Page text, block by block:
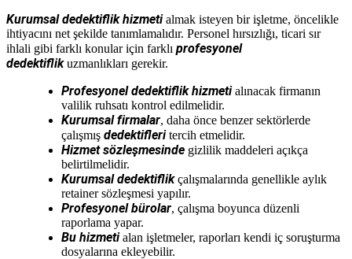
Kurumsal dedektiflik hizmetialmak isteyen bir işletme, öncelikle
ihtiyacını net şekilde tanımlamalıdır. Personel hırsızlığı, ticari sır
ihlali gibi farklı konular için farklı profesyonel
dedektiflikuzmanlıkları gerekir.
Profesyonel dedektiflik hizmetialınacak firmanın
valilik ruhsatı kontrol edilmelidir.
Kurumsal firmalar, daha önce benzer sektörlerde
çalışmış dedektifleritercih etmelidir.
Hizmet sözleşmesinde gizlilik maddeleri açıkça
belirtilmelidir.
Kurumsal dedektiflikçalışmalarında genellikle aylık
retainer sözleşmesi yapılır.
Profesyonel bürolar, çalışma boyunca düzenli
raporlama yapar.
Bu hizmetialan işletmeler, raporları kendi iç soruşturma
dosyalarına ekleyebilir.